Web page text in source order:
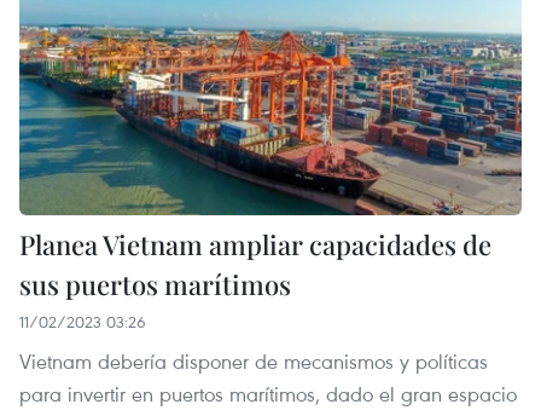
Planea Vietnam ampliar capacidades de
sus puertos marítimos
11/02/2023 03:26
Vietnam debería disponer de mecanismos y políticas
para invertir en puertos marítimos, dado el gran espacio